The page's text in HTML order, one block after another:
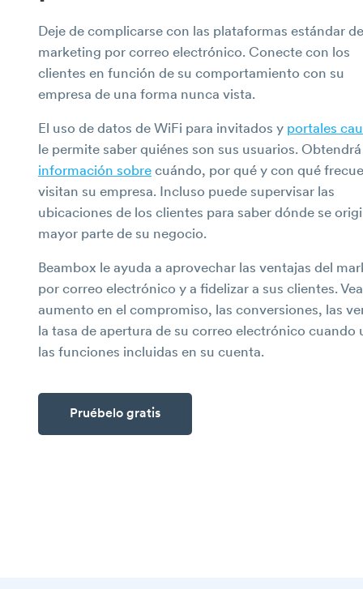
Deje de complicarse con las plataformas estándar de
marketing por correo electrónico. Conecte con los
clientes en función de su comportamiento con su
empresa de una forma nunca vista.
El uso de datos de WiFi para invitados y portales
le permite saber quiénes son sus usuarios. Obtendrá
información sobre cuándo, por qué y con qué
visitan su empresa. Incluso puede supervisar las
ubicaciones de los clientes para saber dónde se
mayor parte de su negocio.
Beambox le ayuda a aprovechar las ventajas del
por correo electrónico y a fidelizar a sus clientes.
aumento en el compromiso, las conversiones, las
la tasa de apertura de su correo electrónico cuando
las funciones incluidas en su cuenta.
Pruébelo gratis